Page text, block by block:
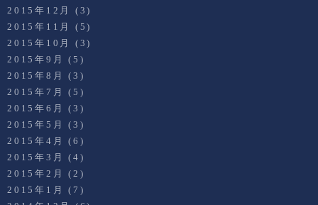
2015年12月
(3)
2015年11月
(5)
2015年10月
(3)
2015年9月
(5)
2015年8月
(3)
2015年7月
(5)
2015年6月
(3)
2015年5月
(3)
2015年4月
(6)
2015年3月
(4)
2015年2月
(2)
2015年1月
(7)